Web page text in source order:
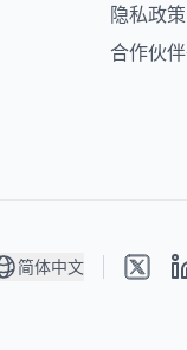
隐私政策
合作伙
简体中文